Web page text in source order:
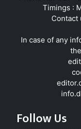
Timings :
Contact
In case of any
Follow Us